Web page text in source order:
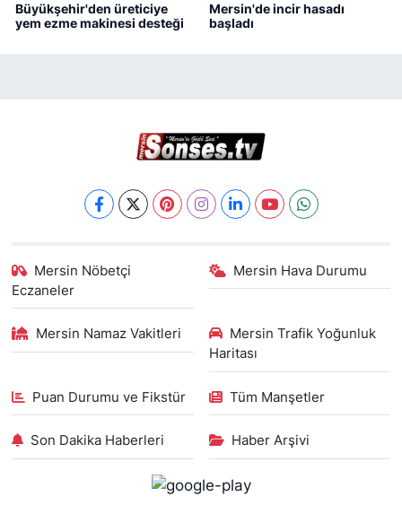
Büyükşehir'den üreticiye
yem ezme makinesi desteği
Mersin'de incir hasadı
başladı
Mersin Nöbetçi
Eczaneler
Mersin Hava Durumu
Mersin Namaz Vakitleri
Mersin Trafik Yoğunluk
Haritası
Puan Durumu ve Fikstür Tüm Manşetler
Son Dakika Haberleri Haber Arşivi